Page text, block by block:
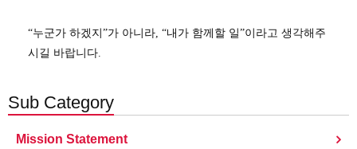
“누군가 하겠지”가 아니라, “내가 함께할 일”이라고 생각해주
시길 바랍니다.
Sub Category
Mission Statement